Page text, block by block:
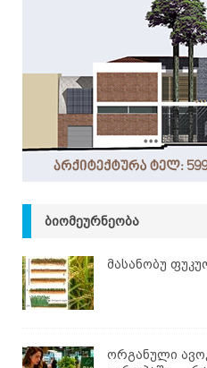
ᲑᲘᲝᲛᲔᲣᲠᲜᲔᲝᲑᲐ
მასანობუ
ორგანული